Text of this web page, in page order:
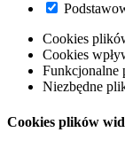
Cookies
Cookies
Funkcjonalne
Niezbędne
Cookies plików